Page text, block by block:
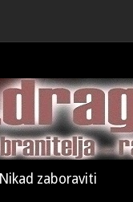
Nikad zaboraviti